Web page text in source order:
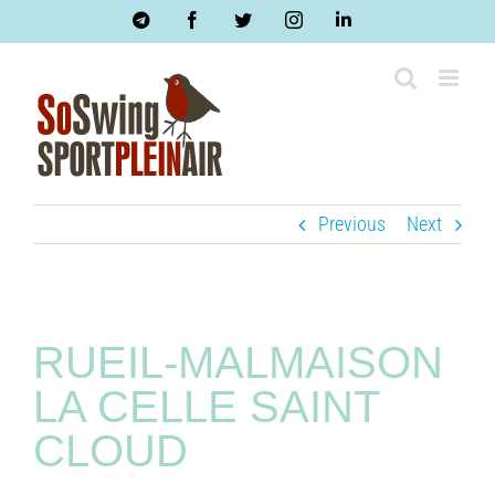
TelegramFacebookTwitterInstagramLinkedIn
Previous Next
RUEIL-MALMAISON
LA CELLE SAINT
CLOUD